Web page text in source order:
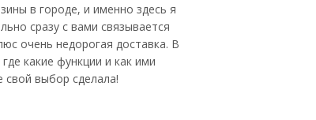
в городе, и именно здесь я
сразу с вами связывается
очень недорогая доставка. В
какие функции и как ими
свой выбор сделала!